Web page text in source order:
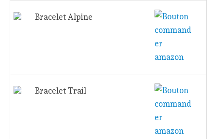
Bracelet Alpine
Bracelet Trail